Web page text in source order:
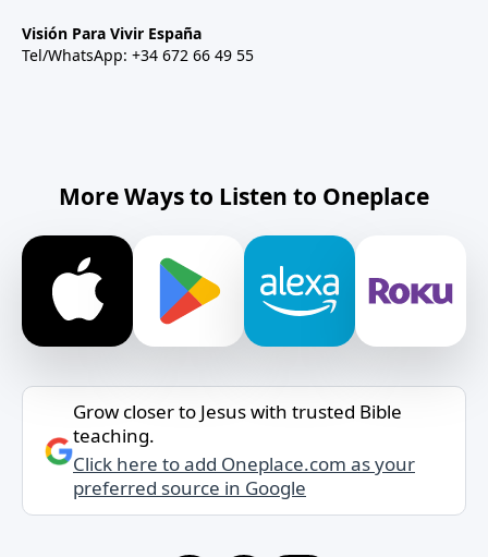
Visión Para Vivir España
Tel/WhatsApp: +34 672 66 49 55
More Ways to Listen to Oneplace
Grow closer to Jesus with trusted Bible
teaching.
Click here to add Oneplace.com as your
preferred source in Google